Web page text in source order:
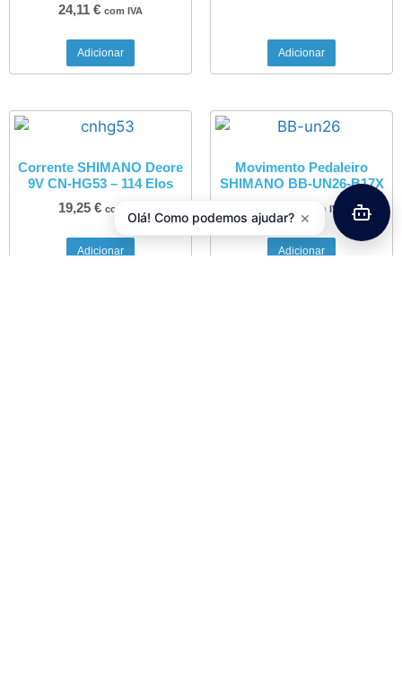
24,11 € com IVA
Adicionar Adicionar
Corrente SHIMANO Deore
9V CN-HG53 – 114 Elos
19,25 € com IVA
Adicionar
Movimento Pedaleiro
SHIMANO BB-UN26-B17X
com IVA
Adicionar
Olá! Como podemos ajudar? ×